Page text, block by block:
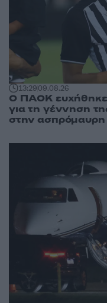
13:2909.08.26
Ο ΠΑΟΚ ευχήθηκε
για τη γέννηση
στην ασπρόμαυρη